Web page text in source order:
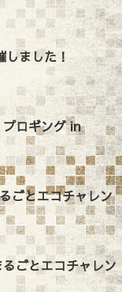
しました！
ロギング in
ごとエコチャレン
ごとエコチャレン